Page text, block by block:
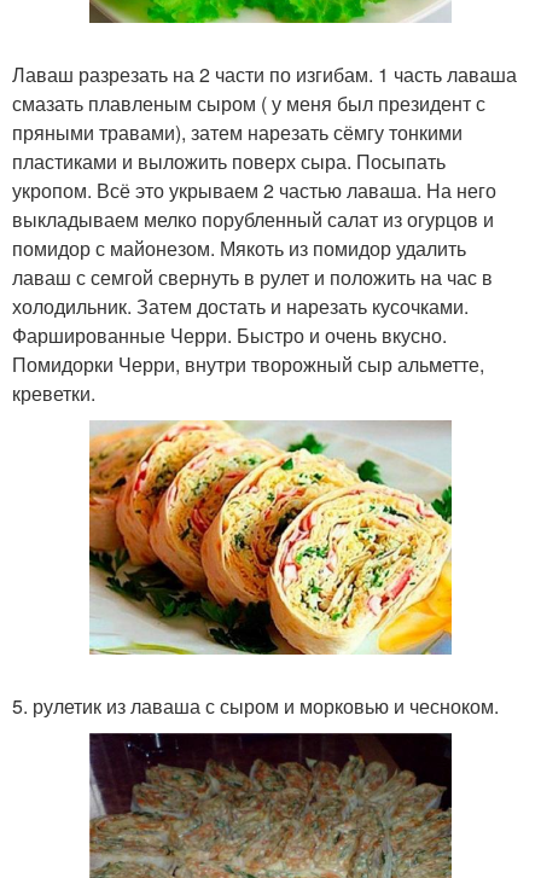
Лаваш разрезать на 2 части по изгибам. 1 часть лаваша
смазать плавленым сыром ( у меня был президент с
пряными травами), затем нарезать сёмгу тонкими
пластиками и выложить поверх сыра. Посыпать
укропом. Всё это укрываем 2 частью лаваша. На него
выкладываем мелко порубленный салат из огурцов и
помидор с майонезом. Мякоть из помидор удалить
лаваш с семгой свернуть в рулет и положить на час в
холодильник. Затем достать и нарезать кусочками.
Фаршированные Черри. Быстро и очень вкусно.
Помидорки Черри, внутри творожный сыр альметте,
креветки.
5. рулетик из лаваша с сыром и морковью и чесноком.